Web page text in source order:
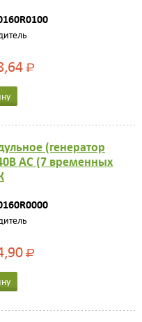
Р
(генератор
AC (7 временных
Р